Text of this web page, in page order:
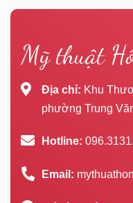
Mỹ thuật
Địa chỉ: Khu
phường Trung
Hotline:
Email: